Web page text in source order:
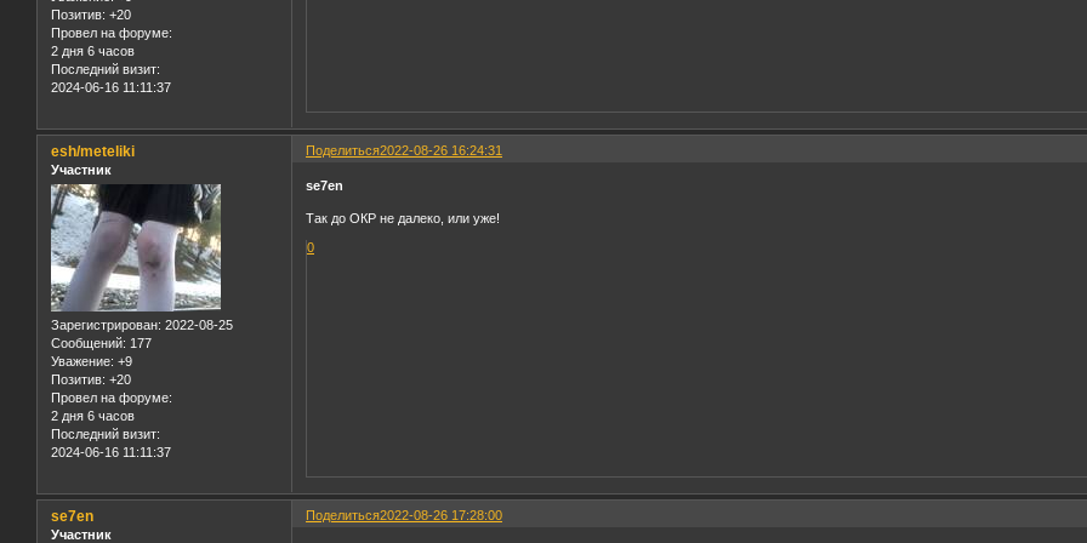
Позитив: +20
Провел на форуме:
2 дня 6 часов
Последний визит:
2024-06-16 11:11:37
Поделиться2022-08-26 16:24:31
esh/meteliki
Участник
Зарегистрирован: 2022-08-25
Сообщений: 177
Уважение: +9
Позитив: +20
Провел на форуме:
2 дня 6 часов
Последний визит:
2024-06-16 11:11:37
se7en
Так до ОКР не далеко, или уже!
0
Поделиться2022-08-26 17:28:00
se7en
Участник